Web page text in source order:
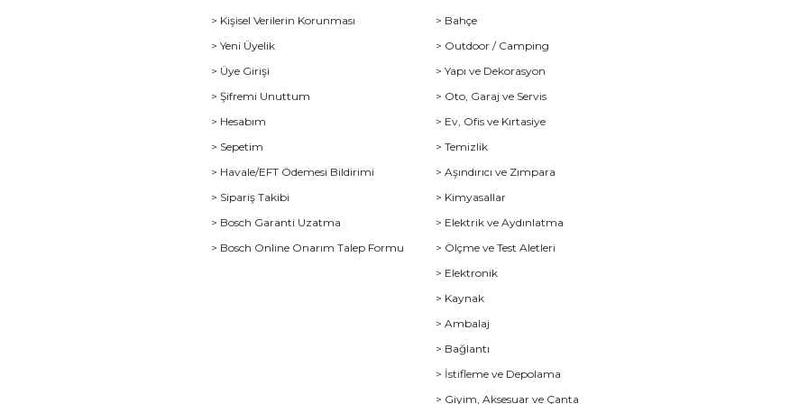
> Kişisel Verilerin Korunması
> Yeni Üyelik
> Üye Girişi
> Şifremi Unuttum
> Hesabım
> Sepetim
> Havale/EFT Ödemesi Bildirimi
> Sipariş Takibi
> Bosch Garanti Uzatma
> Bosch Online Onarım Talep Formu
> Bahçe
> Outdoor / Camping
> Yapı ve Dekorasyon
> Oto, Garaj ve Servis
> Ev, Ofis ve Kırtasiye
> Temizlik
> Aşındırıcı ve Zımpara
> Kimyasallar
> Elektrik ve Aydınlatma
> Ölçme ve Test Aletleri
> Elektronik
> Kaynak
> Ambalaj
> Bağlantı
> İstifleme ve Depolama
> Giyim, Aksesuar ve Çanta